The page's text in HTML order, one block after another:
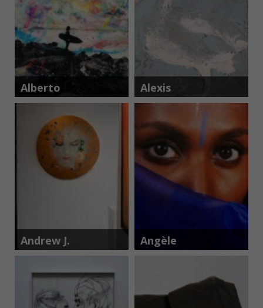
Alberto
Sanchez
Alexis
Gorodine
Andrew J.
Millar
Angèle
Etoundi